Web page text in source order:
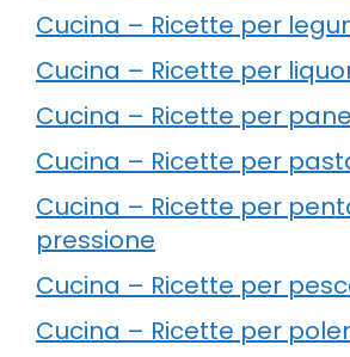
Cucina – Ricette per
Cucina – Ricette per
Cucina – Ricette per pane
Cucina – Ricette per
Cucina – Ricette per
pressione
Cucina – Ricette per
Cucina – Ricette per